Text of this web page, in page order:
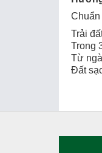
Chuẩn
Trải
Trong
Từ
Đất